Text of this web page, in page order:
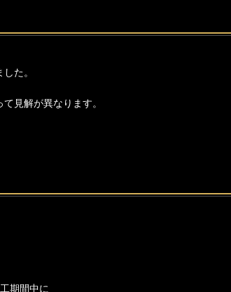
た。
見解が異なります。
期間中に